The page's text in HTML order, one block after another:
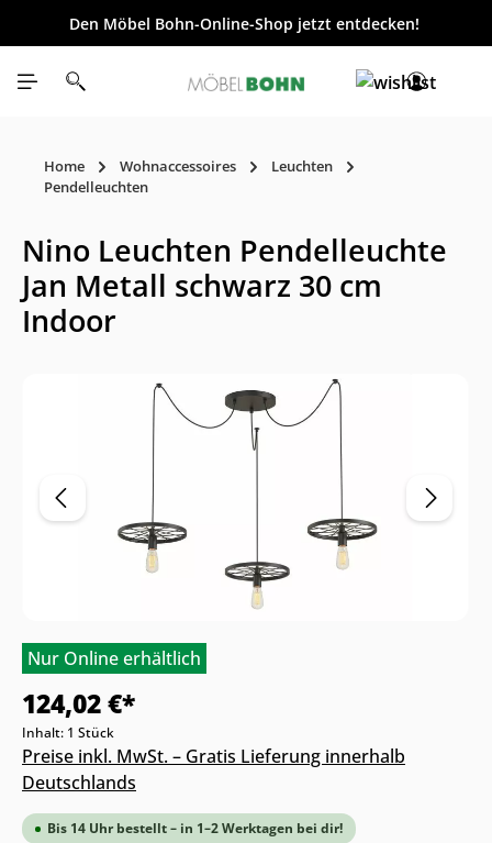
springen
Den Möbel Bohn-Online-Shop jetzt entdecken!
Home Wohnaccessoires
Leuchten
Pendelleuchten
Nino Leuchten Pendelleuchte
Jan Metall schwarz 30 cm
Indoor
Nur Online erhältlich
124,02 €*
Inhalt: 1 Stück
Preise inkl. MwSt. – Gratis Lieferung innerhalb
Deutschlands
Bis 14 Uhr bestellt – in 1–2 Werktagen bei dir!